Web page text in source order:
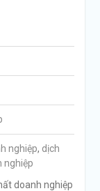
nghiệp, dịch
nghiệp
doanh nghiệp